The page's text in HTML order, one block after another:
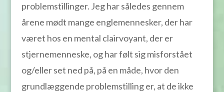
problemstillinger. Jeg har således gennem
årene mødt mange englemennesker, der har
været hos en mental clairvoyant, der er
stjernemenneske, og har følt sig misforstået
og/eller set ned på, på en måde, hvor den
grundlæggende problemstilling er, at de ikke